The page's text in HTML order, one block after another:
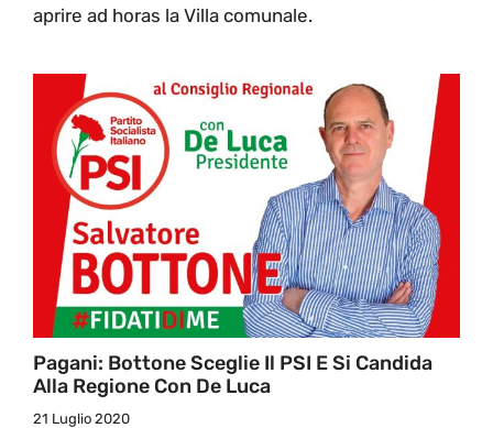
aprire ad horas la Villa comunale.
Pagani: Bottone Sceglie Il PSI E Si Candida
Alla Regione Con De Luca
21 Luglio 2020